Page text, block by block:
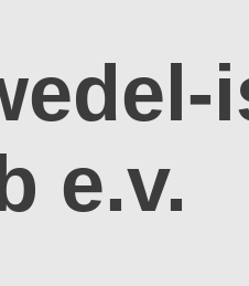
e.v.